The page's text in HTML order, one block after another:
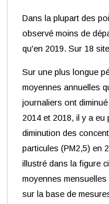
Dans la plupart des
observé moins de
qu'en 2019. Sur 18
Sur une plus longue
moyennes annuelles
journaliers ont
2014 et 2018, il y a
diminution des
particules (PM2,5) en
illustré dans la figure
moyennes
sur la base de